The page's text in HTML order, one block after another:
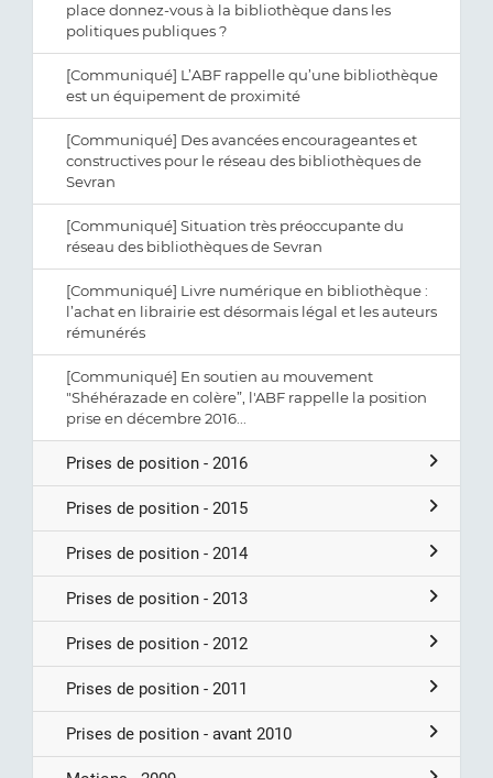
place donnez-vous à la bibliothèque dans les
politiques publiques ?
[Communiqué] L’ABF rappelle qu’une bibliothèque
est un équipement de proximité
[Communiqué] Des avancées encourageantes et
constructives pour le réseau des bibliothèques de
Sevran
[Communiqué] Situation très préoccupante du
réseau des bibliothèques de Sevran
[Communiqué] Livre numérique en bibliothèque :
l’achat en librairie est désormais légal et les auteurs
rémunérés
[Communiqué] En soutien au mouvement
"Shéhérazade en colère”, l'ABF rappelle la position
prise en décembre 2016...
Prises de position - 2016
Prises de position - 2015
Prises de position - 2014
Prises de position - 2013
Prises de position - 2012
Prises de position - 2011
Prises de position - avant 2010